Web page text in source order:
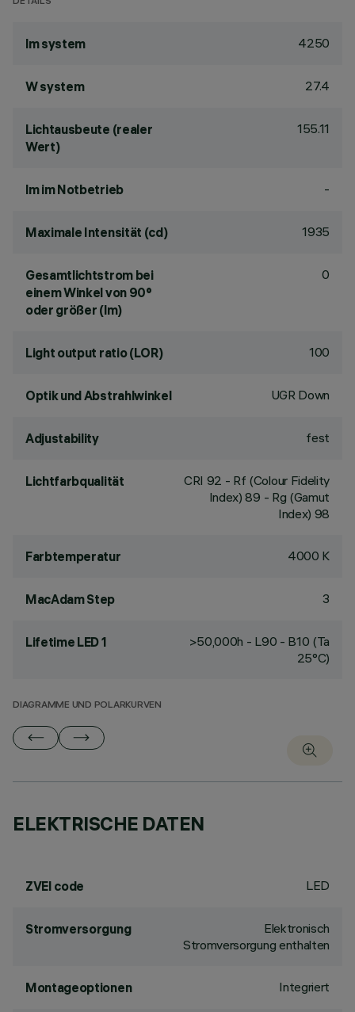
lm system 4250
W system 27.4
Lichtausbeute (realer
Wert)
155.11
lm im Notbetrieb -
Maximale Intensität (cd) 1935
Gesamtlichtstrom bei
einem Winkel von 90°
oder größer (lm)
0
Light output ratio (LOR) 100
Optik und Abstrahlwinkel UGR Down
Adjustability fest
Lichtfarbqualität CRI 92 - Rf (Colour Fidelity
Index) 89 - Rg (Gamut
Index) 98
Farbtemperatur 4000 K
MacAdam Step 3
Lifetime LED 1
>50,000h - L90 - B10 (Ta
25°C)
DIAGRAMME UND POLARKURVEN
ELEKTRISCHE DATEN
ZVEI code LED
Stromversorgung
Elektronisch
Stromversorgung enthalten
Montageoptionen Integriert